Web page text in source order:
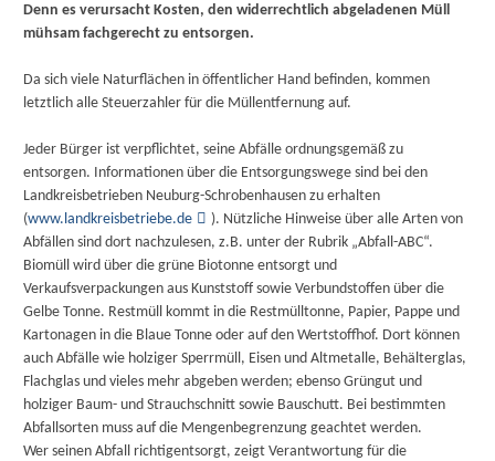
Denn es verursacht Kosten, den widerrechtlich abgeladenen Müll
mühsam fachgerecht zu entsorgen.
Da sich viele Naturflächen in öffentlicher Hand befinden, kommen
letztlich alle Steuerzahler für die Müllentfernung auf.
Jeder Bürger ist verpflichtet, seine Abfälle ordnungsgemäß zu
entsorgen. Informationen über die Entsorgungswege sind bei den
Landkreisbetrieben Neuburg-Schrobenhausen zu erhalten
(www.landkreisbetriebe.de
). Nützliche Hinweise über alle Arten von
Abfällen sind dort nachzulesen, z.B. unter der Rubrik „Abfall-ABC“.
Biomüll wird über die grüne Biotonne entsorgt und
Verkaufsverpackungen aus Kunststoff sowie Verbundstoffen über die
Gelbe Tonne. Restmüll kommt in die Restmülltonne, Papier, Pappe und
Kartonagen in die Blaue Tonne oder auf den Wertstoffhof. Dort können
auch Abfälle wie holziger Sperrmüll, Eisen und Altmetalle, Behälterglas,
Flachglas und vieles mehr abgeben werden; ebenso Grüngut und
holziger Baum- und Strauchschnitt sowie Bauschutt. Bei bestimmten
Abfallsorten muss auf die Mengenbegrenzung geachtet werden.
Wer seinen Abfall richtigentsorgt, zeigt Verantwortung für die